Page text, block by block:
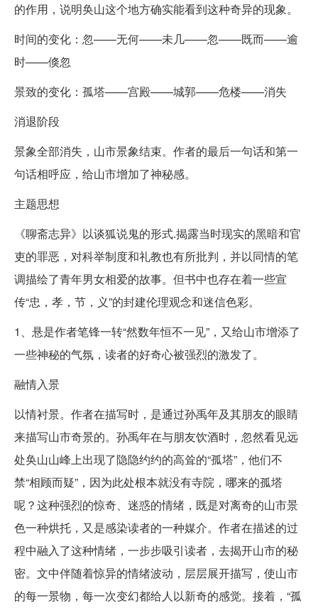
的作用，说明奂山这个地方确实能看到这种奇异的现象。
时间的变化：忽——无何——未几——忽——既而——逾
时——倏忽
景致的变化：孤塔——宫殿——城郭——危楼——消失
消退阶段
景象全部消失，山市景象结束。作者的最后一句话和第一
句话相呼应，给山市增加了神秘感。
主题思想
《聊斋志异》以谈狐说鬼的形式.揭露当时现实的黑暗和官
吏的罪恶，对科举制度和礼教也有所批判，并以同情的笔
调描绘了青年男女相爱的故事。但书中也存在着一些宣
传“忠，孝，节，义”的封建伦理观念和迷信色彩。
1、悬是作者笔锋一转“然数年恒不一见”，又给山市增添了
一些神秘的气氛，读者的好奇心被强烈的激发了。
融情入景
以情衬景。作者在描写时，是通过孙禹年及其朋友的眼睛
来描写山市奇景的。孙禹年在与朋友饮酒时，忽然看见远
处奂山山峰上出现了隐隐约约的高耸的“孤塔”，他们不
禁“相顾而疑”，因为此处根本就没有寺院，哪来的孤塔
呢？这种强烈的惊奇、迷惑的情绪，既是对离奇的山市景
色一种烘托，又是感染读者的一种媒介。作者在描述的过
程中融入了这种情绪，一步步吸引读者，去揭开山市的秘
密。文中伴随着惊异的情绪波动，层层展开描写，使山市
的每一景物，每一次变幻都给人以新奇的感觉。接着，“孤